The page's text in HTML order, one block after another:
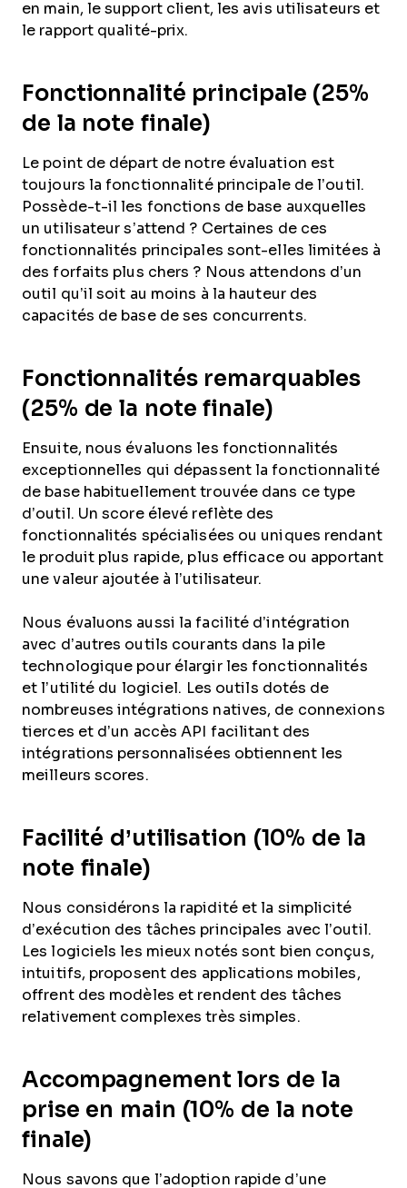
en main, le support client, les avis utilisateurs et
le rapport qualité-prix.
Fonctionnalité principale (25%
de la note finale)
Le point de départ de notre évaluation est
toujours la fonctionnalité principale de l’outil.
Possède-t-il les fonctions de base auxquelles
un utilisateur s’attend ? Certaines de ces
fonctionnalités principales sont-elles limitées à
des forfaits plus chers ? Nous attendons d’un
outil qu’il soit au moins à la hauteur des
capacités de base de ses concurrents.
Fonctionnalités remarquables
(25% de la note finale)
Ensuite, nous évaluons les fonctionnalités
exceptionnelles qui dépassent la fonctionnalité
de base habituellement trouvée dans ce type
d’outil. Un score élevé reflète des
fonctionnalités spécialisées ou uniques rendant
le produit plus rapide, plus efficace ou apportant
une valeur ajoutée à l’utilisateur.
Nous évaluons aussi la facilité d’intégration
avec d’autres outils courants dans la pile
technologique pour élargir les fonctionnalités
et l’utilité du logiciel. Les outils dotés de
nombreuses intégrations natives, de connexions
tierces et d’un accès API facilitant des
intégrations personnalisées obtiennent les
meilleurs scores.
Facilité d’utilisation (10% de la
note finale)
Nous considérons la rapidité et la simplicité
d’exécution des tâches principales avec l’outil.
Les logiciels les mieux notés sont bien conçus,
intuitifs, proposent des applications mobiles,
offrent des modèles et rendent des tâches
relativement complexes très simples.
Accompagnement lors de la
prise en main (10% de la note
finale)
Nous savons que l’adoption rapide d’une